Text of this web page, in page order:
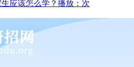
应该怎么学？ 播放：次